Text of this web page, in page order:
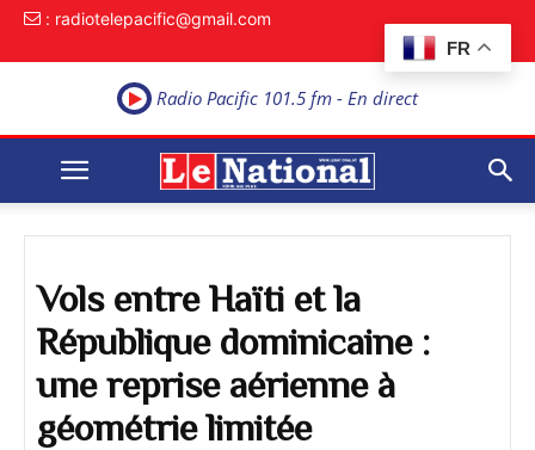
FR
: radiotelepacific@gmail.com
Radio Pacific 101.5 fm - En direct
Vols entre Haïti et la
République dominicaine :
une reprise aérienne à
géométrie limitée